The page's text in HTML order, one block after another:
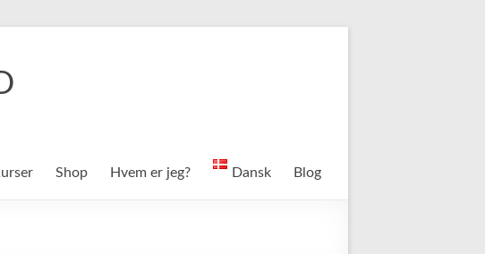
Shop Hvem er jeg? Dansk Blog